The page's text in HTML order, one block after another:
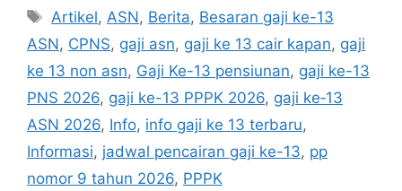
Tag
Artikel,ASN, Berita, Besaran gaji ke-13
ASN, CPNS, gaji asn, gaji ke 13 cair kapan, gaji
ke 13 non asn, Gaji Ke-13 pensiunan, gaji ke-13
PNS 2026, gaji ke-13 PPPK 2026, gaji ke‑13
ASN 2026, Info, info gaji ke 13 terbaru,
Informasi, jadwal pencairan gaji ke-13, pp
nomor 9 tahun 2026, PPPK